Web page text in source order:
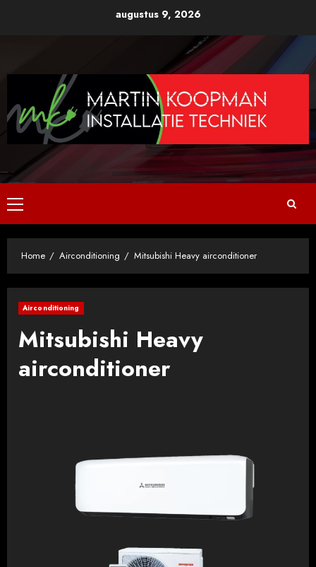
augustus 9, 2026
Primair
menu
Home Airconditioning Mitsubishi Heavy airconditioner
Airconditioning
Mitsubishi Heavy
airconditioner